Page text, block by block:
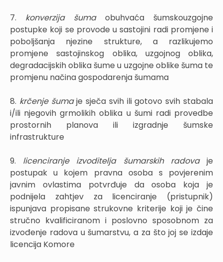
7. konverzija šuma obuhvaća šumskouzgojne
postupke koji se provode u sastojini radi promjene i
poboljšanja njezine strukture, a razlikujemo
promjene sastojinskog oblika, uzgojnog oblika,
degradacijskih oblika šume u uzgojne oblike šuma te
promjenu načina gospodarenja šumama
8. krčenje šumaje sječa svih ili gotovo svih stabala
i/ili njegovih grmolikih oblika u šumi radi provedbe
prostornih planova ili izgradnje šumske
infrastrukture
9. licenciranje izvoditelja šumarskih radovaje
postupak u kojem pravna osoba s povjerenim
javnim ovlastima potvrđuje da osoba koja je
podnijela zahtjev za licenciranje (pristupnik)
ispunjava propisane strukovne kriterije koji je čine
stručno kvalificiranom i poslovno sposobnom za
izvođenje radova u šumarstvu, a za što joj se izdaje
licencija Komore